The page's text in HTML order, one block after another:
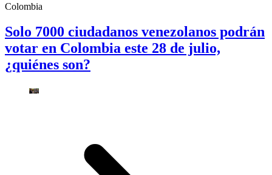
Colombia
Solo 7000 ciudadanos venezolanos podrán
votar en Colombia este 28 de julio,
¿quiénes son?